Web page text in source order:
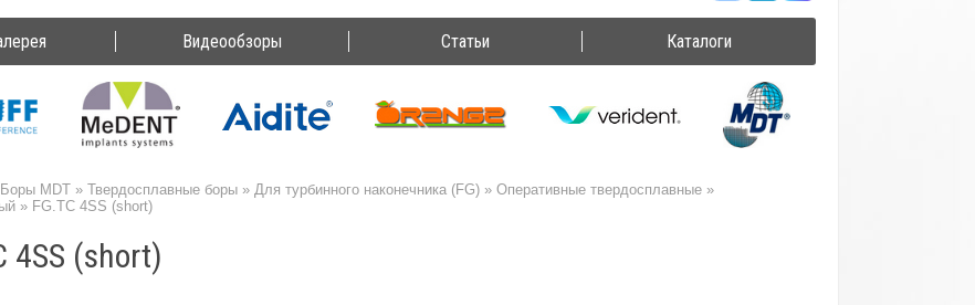
Видеообзоры Статьи Каталоги
Боры MDT » Твердосплавные боры » Для турбинного наконечника (FG) » Оперативные твердосплавные »
» FG.TC 4SS (short)
4SS (short)